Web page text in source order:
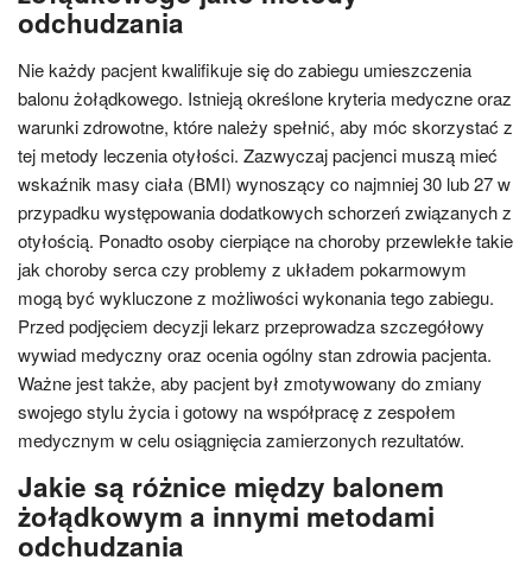
odchudzania
Nie każdy pacjent kwalifikuje się do zabiegu umieszczenia
balonu żołądkowego. Istnieją określone kryteria medyczne oraz
warunki zdrowotne, które należy spełnić, aby móc skorzystać z
tej metody leczenia otyłości. Zazwyczaj pacjenci muszą mieć
wskaźnik masy ciała (BMI) wynoszący co najmniej 30 lub 27 w
przypadku występowania dodatkowych schorzeń związanych z
otyłością. Ponadto osoby cierpiące na choroby przewlekłe takie
jak choroby serca czy problemy z układem pokarmowym
mogą być wykluczone z możliwości wykonania tego zabiegu.
Przed podjęciem decyzji lekarz przeprowadza szczegółowy
wywiad medyczny oraz ocenia ogólny stan zdrowia pacjenta.
Ważne jest także, aby pacjent był zmotywowany do zmiany
swojego stylu życia i gotowy na współpracę z zespołem
medycznym w celu osiągnięcia zamierzonych rezultatów.
Jakie są różnice między balonem
żołądkowym a innymi metodami
odchudzania